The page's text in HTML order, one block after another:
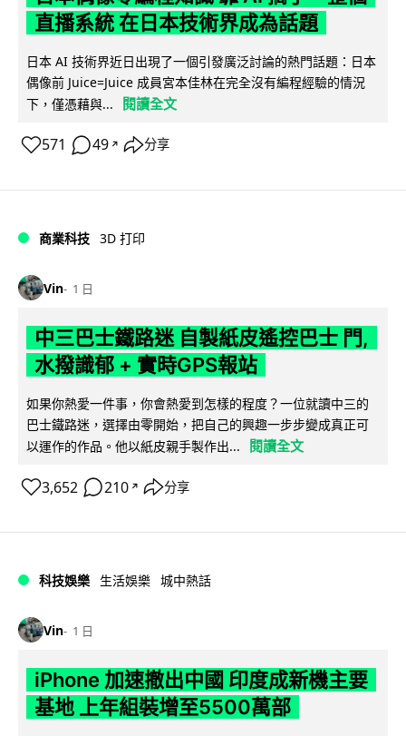
直播系統 在日本技術界成為話題
日本 AI 技術界近日出現了一個引發廣泛討論的熱門話題：日本
偶像前 Juice=Juice 成員宮本佳林在完全沒有編程經驗的情況
下，僅憑藉與...
閱讀全文
571 49 ↗ 分享
商業科技 3D 打印
Vin 1 日
中三巴士鐵路迷 自製紙皮遙控巴士 門,
水撥識郁 + 實時GPS報站
如果你熱愛一件事，你會熱愛到怎樣的程度？一位就讀中三的
巴士鐵路迷，選擇由零開始，把自己的興趣一步步變成真正可
以運作的作品。他以紙皮親手製作出...
閱讀全文
3,652 210 ↗ 分享
科技娛樂 生活娛樂 城中熱話
Vin 1 日
iPhone 加速撤出中國 印度成新機主要
基地 上年組裝增至5500萬部